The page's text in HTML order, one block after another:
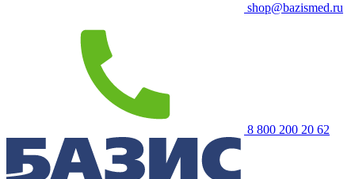
shop@bazismed.ru
8 800 200 20 62